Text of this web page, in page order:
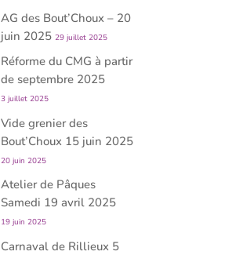
AG des Bout’Choux – 20
juin 2025 29 juillet 2025
Réforme du CMG à partir
de septembre 2025
3 juillet 2025
Vide grenier des
Bout’Choux 15 juin 2025
20 juin 2025
Atelier de Pâques
Samedi 19 avril 2025
19 juin 2025
Carnaval de Rillieux 5